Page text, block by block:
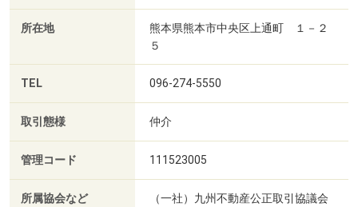
所在地
熊本県熊本市中央区上通町 １－２
５
TEL 096-274-5550
取引態様 仲介
管理コード 111523005
所属協会など
（一社）九州不動産公正取引協議会